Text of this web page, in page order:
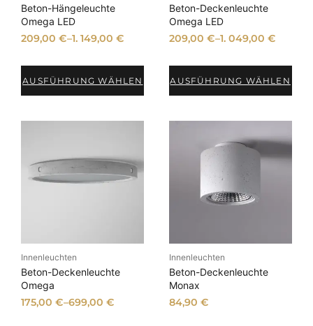
Beton-Hängeleuchte
Omega LED
209,00€–1. 149,00€
AUSFÜHRUNG WÄHLEN
Beton-Deckenleuchte
Omega LED
209,00 €–1. 049,00 €
AUSFÜHRUNG WÄHLEN
Innenleuchten
Beton-Deckenleuchte
Omega
175,00€–699,00€
Innenleuchten
Beton-Deckenleuchte
Monax
84,90 €